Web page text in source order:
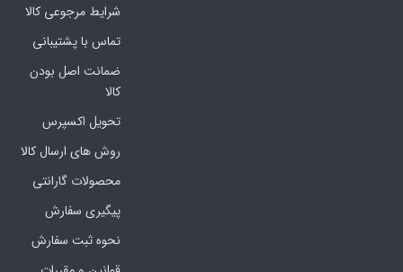
شرایط مرجوعی کالا
تماس با پشتیبانی
ضمانت اصل بودن
کالا
تحویل اکسپرس
روش های ارسال کالا
محصولات گارانتی
پیگیری سفارش
نحوه ثبت سفارش